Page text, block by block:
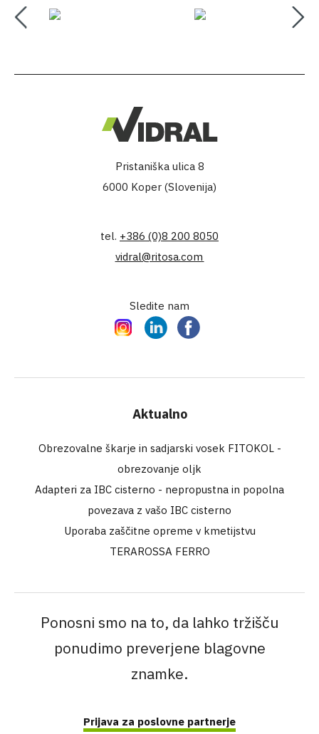
Pristaniška ulica 8
6000 Koper (Slovenija)
tel. +386 (0)8 200 8050
vidral@ritosa.com
Sledite nam
InstagramLinkedInFacebook
Aktualno
Obrezovalne škarje in sadjarski vosek FITOKOL -
obrezovanje oljk
Adapteri za IBC cisterno - nepropustna in popolna
povezava z vašo IBC cisterno
Uporaba zaščitne opreme v kmetijstvu
TERAROSSA FERRO
Ponosni smo na to, da lahko tržišču
ponudimo preverjene blagovne
znamke.
Prijava za poslovne partnerje